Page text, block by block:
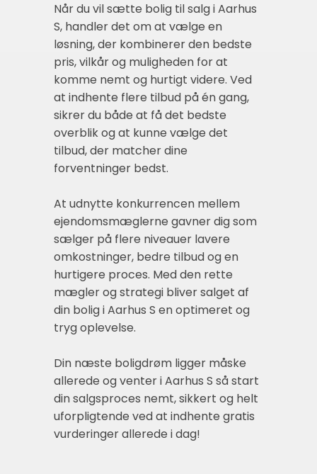
Når du vil sætte bolig til salg i Aarhus
S, handler det om at vælge en
løsning, der kombinerer den bedste
pris, vilkår og muligheden for at
komme nemt og hurtigt videre. Ved
at indhente flere tilbud på én gang,
sikrer du både at få det bedste
overblik og at kunne vælge det
tilbud, der matcher dine
forventninger bedst.
At udnytte konkurrencen mellem
ejendomsmæglerne gavner dig som
sælger på flere niveauer lavere
omkostninger, bedre tilbud og en
hurtigere proces. Med den rette
mægler og strategi bliver salget af
din bolig i Aarhus S en optimeret og
tryg oplevelse.
Din næste boligdrøm ligger måske
allerede og venter i Aarhus S så start
din salgsproces nemt, sikkert og helt
uforpligtende ved at indhente gratis
vurderinger allerede i dag!